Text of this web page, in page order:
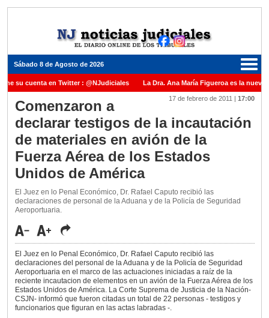
Sábado 8 de Agosto de 2026
su cuenta en Twitter : @NJudiciales La Dra. Ana María Figueroa es la nueva
Justicia de la Nación una medalla al Dr. Raul Zaffaroni en reconocimiento por su
Carles para cubrir vacante en la Corte Suprema de Justicia de la Nación
ante el Juez Daniel Rafecas
17 de febrero de 2011 | 17:00
Comenzaron a
declarar testigos de la incautación
de materiales en avión de la
Fuerza Aérea de los Estados
Unidos de América
El Juez en lo Penal Económico, Dr. Rafael Caputo recibió las
declaraciones de personal de la Aduana y de la Policía de Seguridad
Aeroportuaria.
El Juez en lo Penal Económico, Dr. Rafael Caputo recibió las
declaraciones del personal de la Aduana y de la Policía de Seguridad
Aeroportuaria en el marco de las actuaciones iniciadas a raíz de la
reciente incautacion de elementos en un avión de la Fuerza Aérea de los
Estados Unidos de América. La Corte Suprema de Justicia de la Nación-
CSJN- informó que fueron citadas un total de 22 personas - testigos y
funcionarios que figuran en las actas labradas -.